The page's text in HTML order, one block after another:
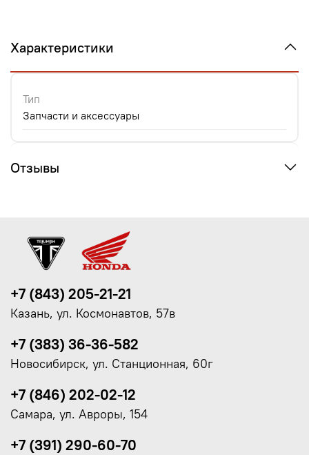
Характеристики
Тип
Запчасти и аксессуары
Отзывы
+7 (843) 205-21-21
Казань, ул. Космонавтов, 57в
+7 (383) 36-36-582
Новосибирск, ул. Станционная, 60г
+7 (846) 202-02-12
Самара, ул. Авроры, 154
+7 (391) 290-60-70